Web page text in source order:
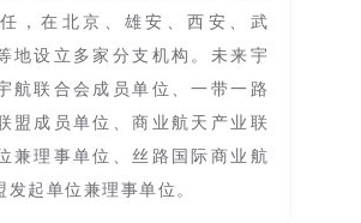
，在北京、雄安、西安、武
地设立多家分支机构。未来宇
航联合会成员单位、一带一路
盟成员单位、商业航天产业联
兼理事单位、丝路国际商业航
发起单位兼理事单位。